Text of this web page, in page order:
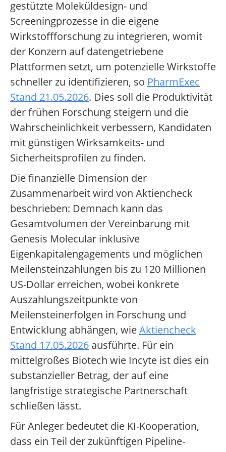
gestützte Moleküldesign- und
Screeningprozesse in die eigene
Wirkstoffforschung zu integrieren, womit
der Konzern auf datengetriebene
Plattformen setzt, um potenzielle Wirkstoffe
schneller zu identifizieren, so PharmExec
Stand 21.05.2026. Dies soll die Produktivität
der frühen Forschung steigern und die
Wahrscheinlichkeit verbessern, Kandidaten
mit günstigen Wirksamkeits- und
Sicherheitsprofilen zu finden.
Die finanzielle Dimension der
Zusammenarbeit wird von Aktiencheck
beschrieben: Demnach kann das
Gesamtvolumen der Vereinbarung mit
Genesis Molecular inklusive
Eigenkapitalengagements und möglichen
Meilensteinzahlungen bis zu 120 Millionen
US-Dollar erreichen, wobei konkrete
Auszahlungszeitpunkte von
Meilensteinerfolgen in Forschung und
Entwicklung abhängen, wieAktiencheck
Stand 17.05.2026 ausführte. Für ein
mittelgroßes Biotech wie Incyte ist dies ein
substanzieller Betrag, der auf eine
langfristige strategische Partnerschaft
schließen lässt.
Für Anleger bedeutet die KI-Kooperation,
dass ein Teil der zukünftigen Pipeline-